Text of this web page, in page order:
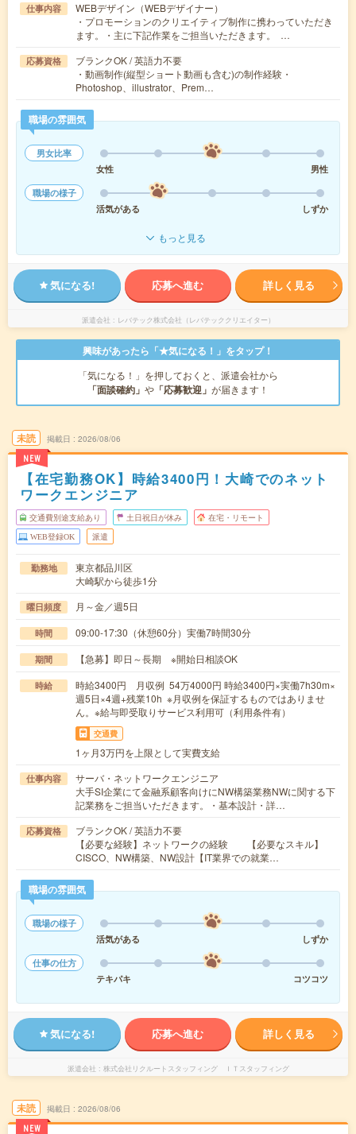
仕事内容
WEBデザイン（WEBデザイナー）
・プロモーションのクリエイティブ制作に携わっていただき
ます。・主に下記作業をご担当いただきます。 …
応募資格
ブランクOK / 英語力不要
・動画制作(縦型ショート動画も含む)の制作経験・
Photoshop、illustrator、Prem…
職場の雰囲気
男女比率
女性
男性
職場の様子
活気がある
しずか
もっと見る
気になる! 応募へ進む 詳しく見る
派遣会社 レバテック株式会社（レバテッククリエイター）
興味があったら「★気になる！」をタップ！
「気になる！」を押しておくと、派遣会社から
「面談確約」 や 「応募歓迎」 が届きます！
未読
NEW
掲載日 2026/08/06
【在宅勤務OK】時給3400円！大崎でのネット
ワークエンジニア
交通費別途支給あり 土日祝日が休み 在宅・リモート
WEB登録OK 派遣
勤務地
東京都品川区
大崎駅から徒歩1分
曜日頻度 月～金／週5日
時間 09:00-17:30（休憩60分）実働7時間30分
期間 【急募】即日～長期 ※開始日相談OK
時給
時給3400円 月収例 54万4000円 時給3400円×実働7h30m×
週5日×4週+残業10h ※月収例を保証するものではありませ
ん。※給与即受取りサービス利用可（利用条件有）
交通費
1ヶ月3万円を上限として実費支給
仕事内容
サーバ・ネットワークエンジニア
大手SI企業にて金融系顧客向けにNW構築業務NWに関する下
記業務をご担当いただきます。・基本設計・詳…
応募資格
ブランクOK / 英語力不要
【必要な経験】ネットワークの経験 【必要なスキル】
CISCO、NW構築、NW設計【IT業界での就業…
職場の雰囲気
職場の様子
活気がある
しずか
仕事の仕方
テキパキ
コツコツ
気になる! 応募へ進む 詳しく見る
派遣会社 株式会社リクルートスタッフィング ＩＴスタッフィング
未読
NEW
掲載日 2026/08/06